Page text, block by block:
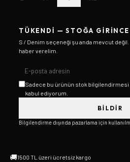
TÜKENDI — STOĞA GIRINCE
S / Denim seçeneği şu anda mevcut
haber verelim.
Sadece bu ürünün stok
kabul ediyorum.
BILDIR
Bilgilendirme dışında pazarlama için
🚚1500 TL üzeri ücretsiz kargo